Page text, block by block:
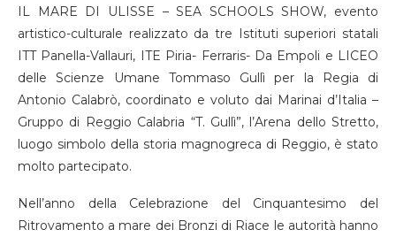
IL MARE DI ULISSE – SEA SCHOOLS SHOW, evento
artistico-culturale realizzato da tre Istituti superiori statali
ITT Panella-Vallauri, ITE Piria- Ferraris- Da Empoli e LICEO
delle Scienze Umane Tommaso Gullì per la Regia di
Antonio Calabrò, coordinato e voluto dai Marinai d’Italia –
Gruppo di Reggio Calabria “T. Gullì”, l’Arena dello Stretto,
luogo simbolo della storia magnogreca di Reggio, è stato
molto partecipato.
Nell’anno della Celebrazione del Cinquantesimo del
Ritrovamento a mare dei Bronzi di Riace le autorità hanno